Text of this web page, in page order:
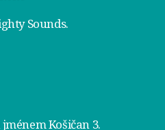
Sounds.
jménemKošičan 3.